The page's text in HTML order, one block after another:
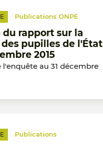
Publications ONPE
du rapport sur la
pupilles de l'État
2015
l'enquête au 31 décembre
Publications